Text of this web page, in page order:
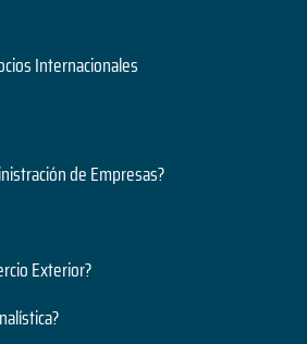
Internacionales
de Empresas?
Exterior?